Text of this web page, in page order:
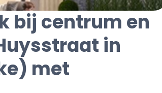
bij centrum en
in
met